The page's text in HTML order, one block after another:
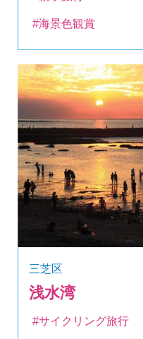
#海景色観賞
三芝区
浅水湾
#サイクリング旅行